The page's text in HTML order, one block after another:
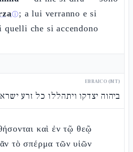
ⓘ; a lui verranno e si
quelli che si accendono
EBRAICO (MT)
ביהוה יצדקו ויתהללו כל זרע
καὶ ἐν τῷ θεῷ
τὸ σπέρμα τῶν υἱῶν